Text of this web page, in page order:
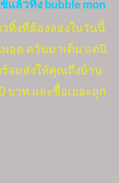
แล้วทิ้ง bubble mon
วทิ้งที่ต้องลองในวันนี้
อต ควันมาเต็ม แต่นิ
อมส่งให้คุณถึงบ้าน
บาท และซื้อเยอะถูก